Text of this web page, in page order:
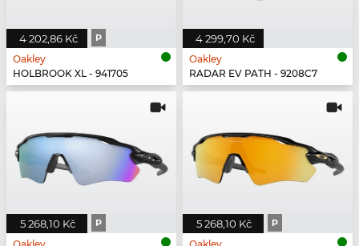
4 202,86 Kč P
Oakley
HOLBROOK XL - 941705
4 299,70 Kč
Oakley
RADAR EV PATH - 9208C7
5 268,10 Kč P 5 268,10 Kč P